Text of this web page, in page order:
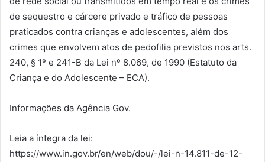
de sequestro e cárcere privado e tráfico de pessoas
praticados contra crianças e adolescentes, além dos
crimes que envolvem atos de pedofilia previstos nos arts.
240, § 1º e 241-B da Lei nº 8.069, de 1990 (Estatuto da
Criança e do Adolescente – ECA).
Informações da Agência Gov.
Leia a íntegra da lei:
https://www.in.gov.br/en/web/dou/-/lei-n-14.811-de-12-